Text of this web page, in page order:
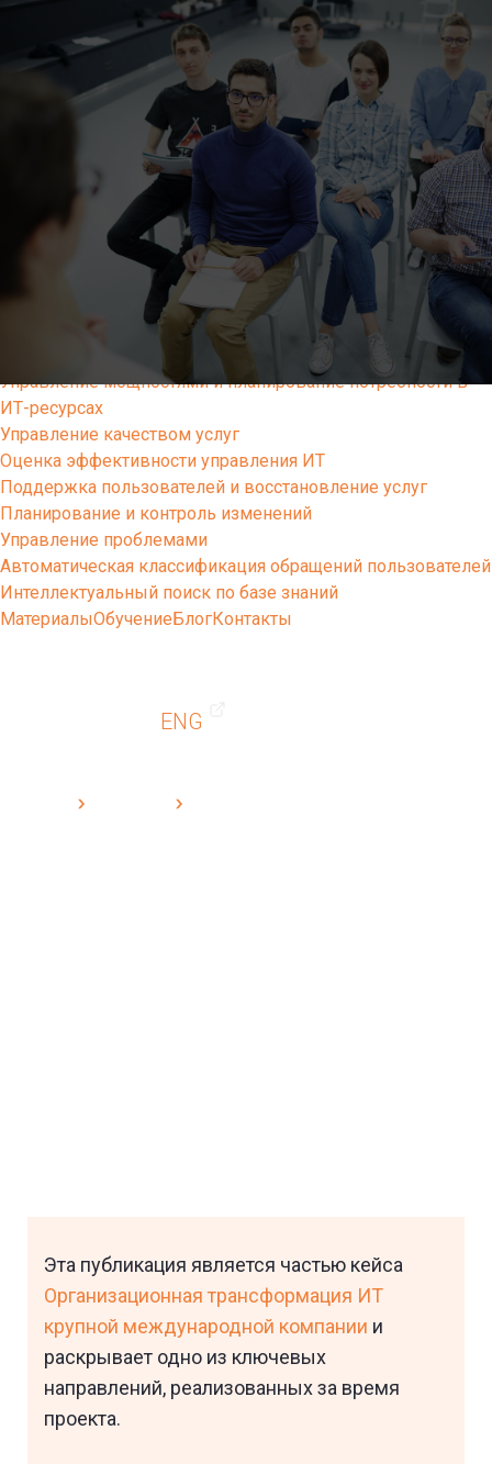
Решения
Стоимость
Документы
Партнерская программа Altevics
Подготовка и поддержка внутренних агентов изменений
(методологов, коучей, скрам-мастеров)
Выстраивание современной разработки ПО через
продуктовые команды
Диагностика продуктовой команды разработки ПО
Документирование сервисной архитектуры и ИТ-
инфраструктуры
Учет и распределение ИТ-затрат, тарификация ИТ-услуг
Управление мощностями и планирование потребности в
ИТ-ресурсах
Управление качеством услуг
Оценка эффективности управления ИТ
Поддержка пользователей и восстановление услуг
Планирование и контроль изменений
Управление проблемами
Автоматическая классификация обращений пользователей
Интеллектуальный поиск по базе знаний
МатериалыОбучениеБлогКонтакты
ENG
Эта публикация является частью кейса
Организационная трансформация ИТ
крупной международной компании и
раскрывает одно из ключевых
направлений, реализованных за время
проекта.